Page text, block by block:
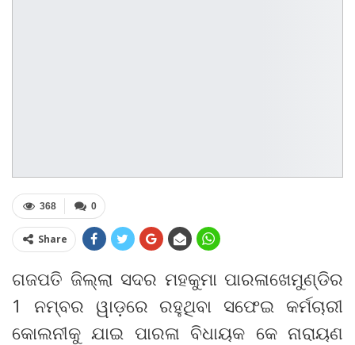
0
368
Share
ଗଜପତି ଜିଲ୍ଲା ସଦର ମହକୁମା ପାରଳାଖେମୁଣ୍ଡିର
1 ନମ୍ବର ୱାଡ଼ରେ ରହୁଥିବା ସଫେଇ କର୍ମଚାରୀ
କୋଲନୀକୁ ଯାଇ ପାରଳା ବିଧାୟକ କେ ନାରାୟଣ